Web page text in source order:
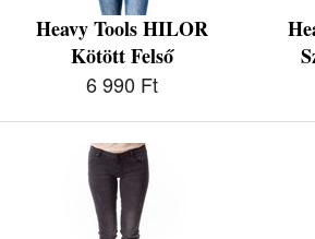
Heavy Tools HILOR
Kötött Felső
6 990 Ft